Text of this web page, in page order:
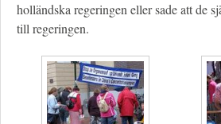
holländska regeringen eller sade att de
till regeringen.